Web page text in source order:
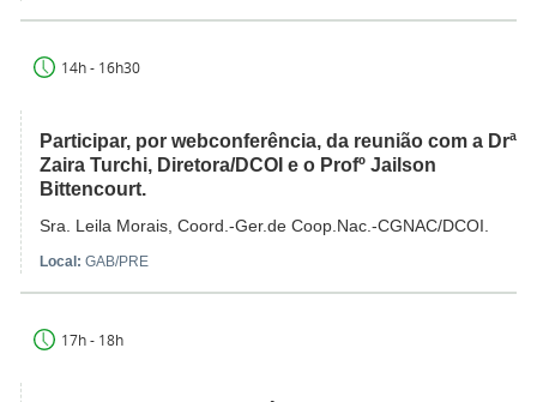
14h - 16h30
Participar, por webconferência, da reunião com a Drª
Zaira Turchi, Diretora/DCOI e o Profº Jailson
Bittencourt.
Sra. Leila Morais, Coord.-Ger.de Coop.Nac.-CGNAC/DCOI.
Local: GAB/PRE
17h - 18h